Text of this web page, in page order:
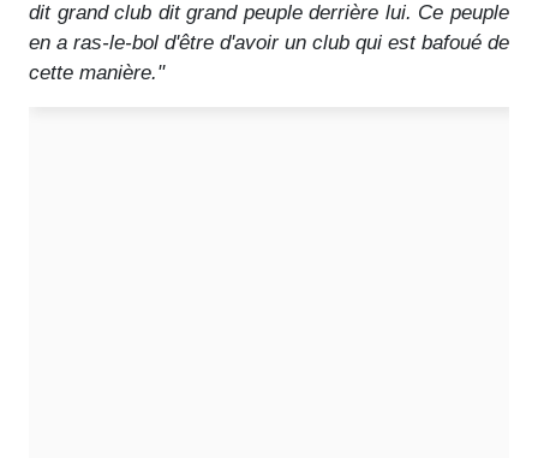
dit grand club dit grand peuple derrière lui. Ce peuple
en a ras-le-bol d'être d'avoir un club qui est bafoué de
cette manière."